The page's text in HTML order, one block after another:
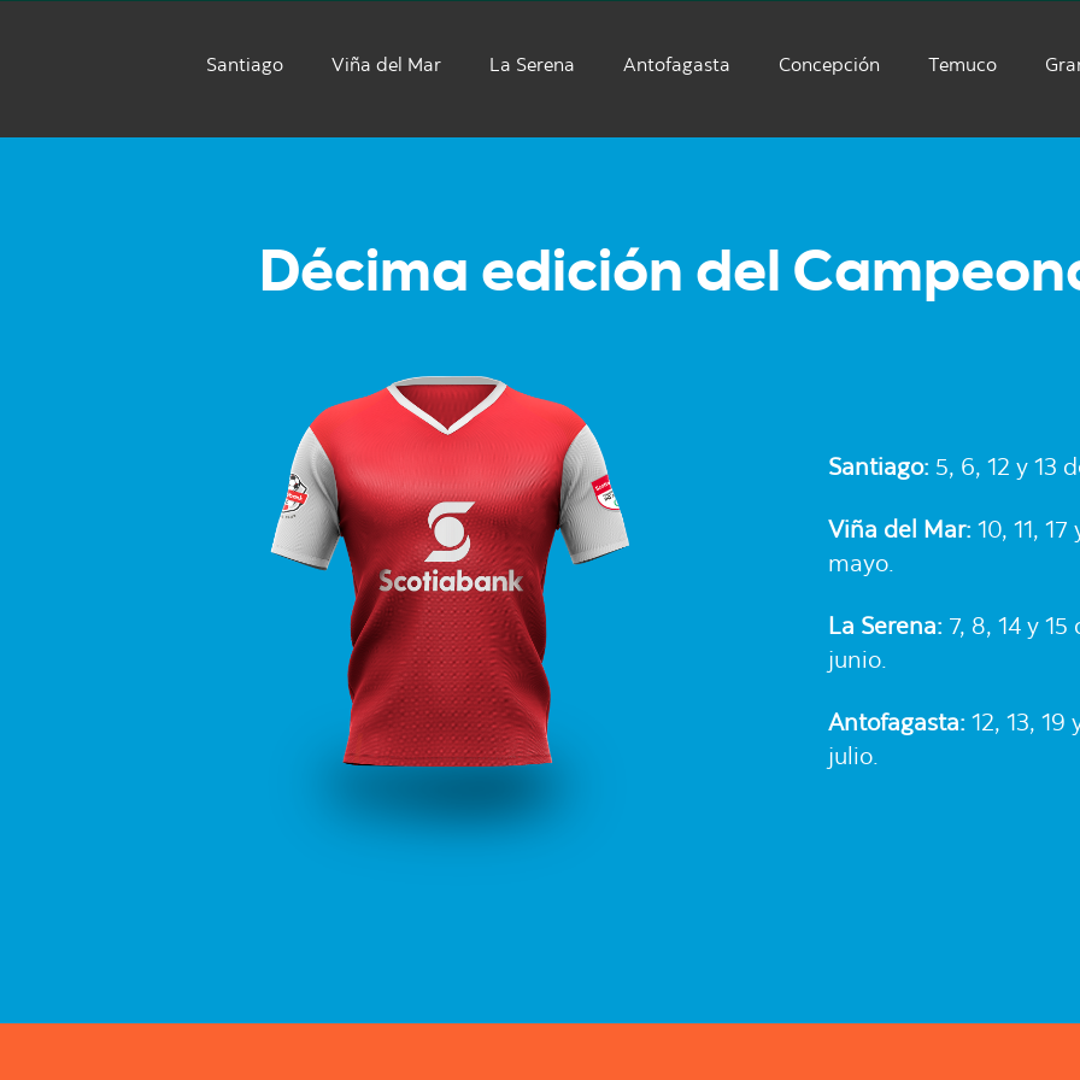
Santiago Viña del Mar La Serena Antofagasta Concepción Temuco
Décima edición del
Santiago: 5, 6, 12 y 13
Viña del Mar: 10, 11, 17
mayo.
La Serena: 7, 8, 14 y 15
junio.
Antofagasta: 12, 13, 19
julio.